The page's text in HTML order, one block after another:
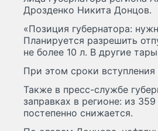
Дрозденко Никита Донцов.
«Позиция губернатора:
Планируется разрешить
не более 10 л. В другие
При этом сроки
Также в пресс-службе
заправках в регионе: из
постепенно снижается.